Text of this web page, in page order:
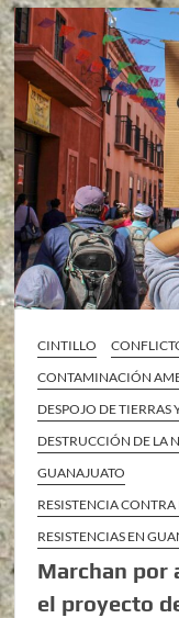
CINTILLO
CONTAMINACIÓN
DESPOJO DE
DESTRUCCIÓN DE LA
GUANAJUATO
RESISTENCIA
RESISTENCIAS EN
Marchan por
el proyecto